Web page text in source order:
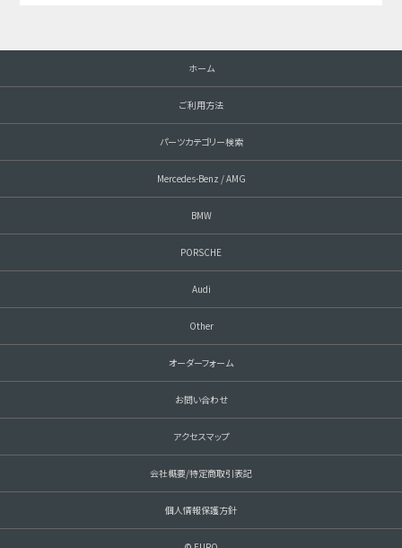
ホーム
ご利用方法
パーツカテゴリー検索
Mercedes-Benz / AMG
BMW
PORSCHE
Audi
Other
オーダーフォーム
お問い合わせ
アクセスマップ
会社概要/特定商取引表記
個人情報保護方針